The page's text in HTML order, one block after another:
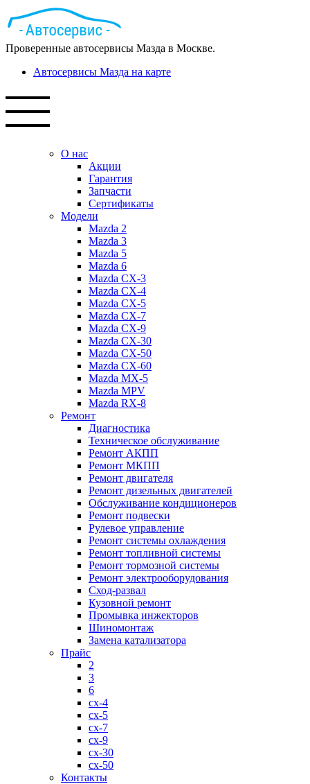
Проверенные автосервисы Мазда в Москве.
Автосервисы Мазда на карте
О нас
Акции
Гарантия
Запчасти
Сертификаты
Модели
Mazda 2
Mazda 3
Mazda 5
Mazda 6
Mazda СХ-3
Mazda СХ-4
Mazda СХ-5
Mazda CX-7
Mazda CX-9
Mazda CX-30
Mazda СХ-50
Mazda СХ-60
Mazda MX-5
Mazda MPV
Mazda RX-8
Ремонт
Диагностика
Техническое обслуживание
Ремонт АКПП
Ремонт МКПП
Ремонт двигателя
Ремонт дизельных двигателей
Обслуживание кондиционеров
Ремонт подвески
Рулевое управление
Ремонт системы охлаждения
Ремонт топливной системы
Ремонт тормозной системы
Ремонт электрооборудования
Сход-развал
Кузовной ремонт
Промывка инжекторов
Шиномонтаж
Замена катализатора
Прайс
2
3
6
cx-4
cx-5
cx-7
cx-9
cx-30
cx-50
Контакты